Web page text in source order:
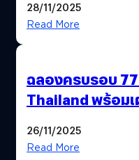
28/11/2025
Read More
ฉลองครบรอบ
Thailand พร้อมเ
26/11/2025
Read More